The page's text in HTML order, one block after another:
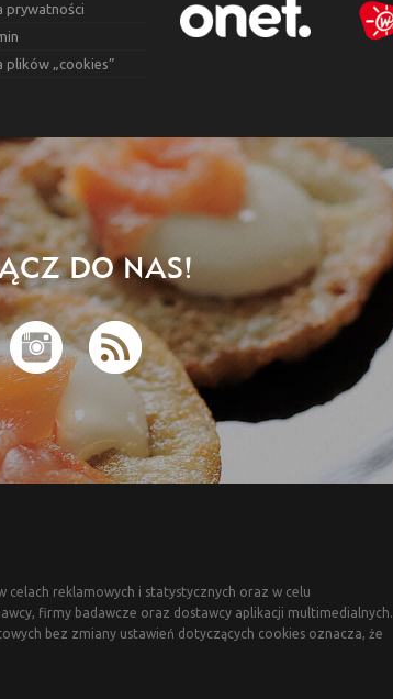
prywatności
plików „cookies”
DO NAS!
celach reklamowych i statystycznych oraz w celu
firmy badawcze oraz dostawcy aplikacji multimedialnych.
bez zmiany ustawień dotyczących cookies oznacza, że